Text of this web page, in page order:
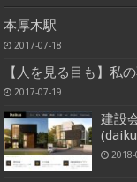
本厚木駅
2017-07-18
【人を見る目も】私
2017-07-19
建設